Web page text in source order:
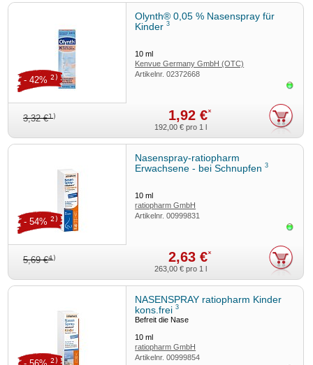
3/25.
Olynth® 0,05 % Nasenspray für
Kinder3
10ml
Kenvue Germany GmbH (OTC)
Artikelnr.02372668
3,32 €1) 1,92 €*
- 42% 2)
192,00 € pro 1 l
Nasenspray-ratiopharm
Erwachsene - bei Schnupfen3
10ml
ratiopharm GmbH
Artikelnr.00999831
5,69 €4) 2,63 €*
- 54% 2)
263,00 € pro 1 l
NASENSPRAY ratiopharm Kinder
kons.frei3
Befreit die Nase
10ml
ratiopharm GmbH
Artikelnr.00999854
2)